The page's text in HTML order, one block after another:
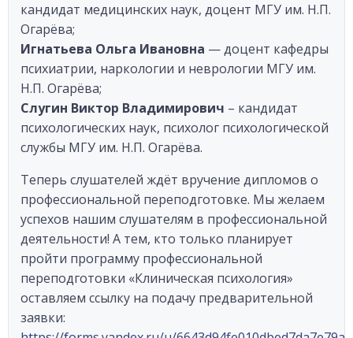
кандидат медицинских наук, доцент МГУ им. Н.П.
Огарёва;
Игнатьева Ольга Ивановна — доцент кафедры
психиатрии, наркологии и неврологии МГУ им.
Н.П. Огарёва;
Слугин Виктор Владимирович – кандидат
психологических наук, психолог психологической
службы МГУ им. Н.П. Огарёва.
Теперь слушателей ждёт вручение дипломов о
профессиональной переподготовке. Мы желаем
успехов нашим слушателям в профессиональной
деятельности! А тем, кто только планирует
пройти программу профессиональной
переподготовки «Клиническая психология»
оставляем ссылку на подачу предварительной
заявки: